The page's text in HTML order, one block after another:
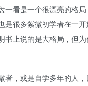
一看是一个很漂亮的格
是很多紫微初学者在一
书上说的是大格局，但
者，或是自学多年的人